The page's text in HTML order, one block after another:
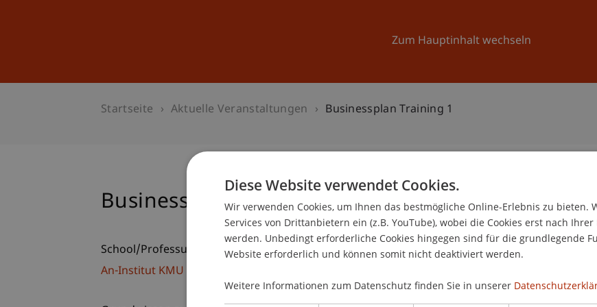
Zum Hauptinhalt wechseln
Universität Aktuelles
Startseite Aktuelle Veranstaltungen Businessplan Training 1
Businessplan Training 1
School/Professur:
An-Institut KMU Zentrum
Diese Website verwendet Cookies.
Wir verwenden Cookies, um Ihnen das bestmögliche Online-Erlebnis zu bieten.
Services von Drittanbietern ein (z.B. YouTube), wobei die Cookies erst nach
werden. Unbedingt erforderliche Cookies hingegen sind für die grundlegende
Website erforderlich und können somit nicht deaktiviert werden.
Weitere Informationen zum Datenschutz finden Sie in unserer